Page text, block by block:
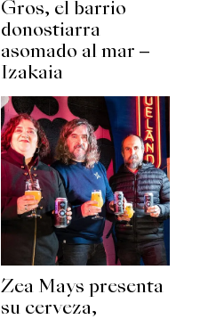
Gros, el barrio
donostiarra
asomado al mar –
Izakaia
Zea Mays presenta
su cerveza,